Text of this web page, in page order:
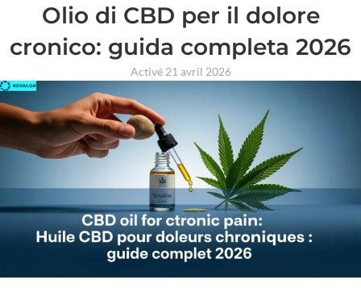
Olio di CBD per il dolore
cronico: guida completa 2026
Activé 21 avril 2026